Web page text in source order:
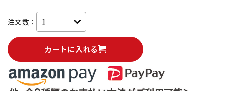
注文数：
カートに入れる